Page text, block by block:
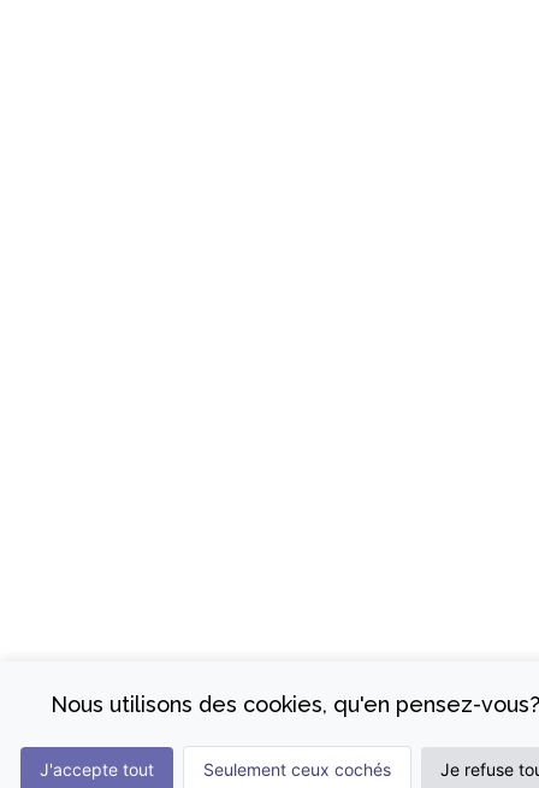
Nous utilisons des cookies, qu'en pensez-vous?
J'accepte tout Seulement ceux cochés Je refuse